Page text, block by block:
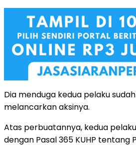
Dia menduga kedua pelaku
melancarkan aksinya.
Atas perbuatannya, kedua
dengan Pasal 365 KUHP tentang